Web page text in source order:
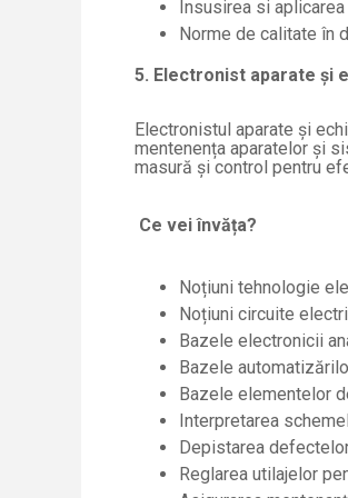
Insusirea si
Norme de calitate în
5. Electronist aparate și
Electronistul aparate și
mentenența aparatelor și
masură și control pentru
Ce vei învăța?
Noțiuni tehnologie
Noțiuni circuite
Bazele electronicii
Bazele
Bazele elementelor
Interpretarea
Depistarea
Reglarea utilajelor